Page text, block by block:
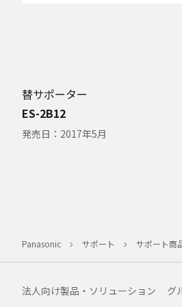
替サポーター
ES-2B12
発売日： 2017年5月
Panasonic サポート サポート商
法人向け製品・ソリューション グ